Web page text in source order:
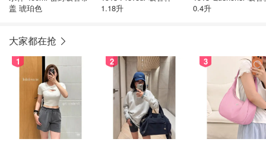
盖 琥珀色
1.18升
0.4升
大家都在抢
1 2 3